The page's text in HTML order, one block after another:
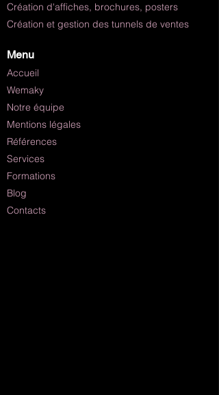
Création d'affiches, brochures, posters
Création et gestion des tunnels de ventes
Menu
Accueil
Wemaky
Notre équipe
Mentions légales
Références
Services
Formations
Blog
Contacts